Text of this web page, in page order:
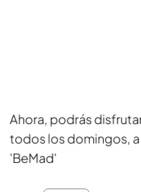
Ahora, podrás
todos los domingos, a
'BeMad'